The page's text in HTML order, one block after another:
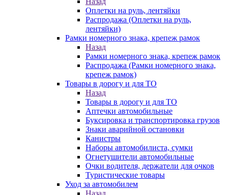
Оплетки на руль, лентяйки
Распродажа (Оплетки на руль,
лентяйки)
Рамки номерного знака, крепеж рамок
Назад
Рамки номерного знака, крепеж рамок
Распродажа (Рамки номерного знака,
крепеж рамок)
Товары в дорогу и для ТО
Назад
Товары в дорогу и для ТО
Аптечки автомобильные
Буксировка и транспортировка грузов
Знаки аварийной остановки
Канистры
Наборы автомобилиста, сумки
Огнетушители автомобильные
Очки водителя, держатели для очков
Туристические товары
Уход за автомобилем
Назад